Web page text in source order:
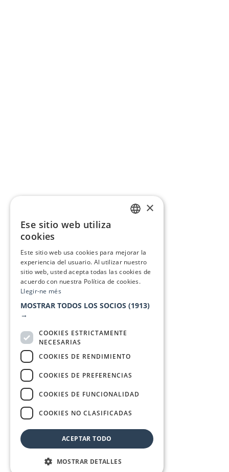
×
Ese sitio web utiliza
cookies
Este sitio web usa cookies para mejorar la
experiencia del usuario. Al utilizar nuestro
sitio web, usted acepta todas las cookies de
acuerdo con nuestra Política de cookies.
Llegir-ne més
MOSTRAR TODOS LOS SOCIOS (1913)
→
COOKIES ESTRICTAMENTE
NECESARIAS
COOKIES DE RENDIMIENTO
COOKIES DE PREFERENCIAS
COOKIES DE FUNCIONALIDAD
COOKIES NO CLASIFICADAS
ACEPTAR TODO
MOSTRAR DETALLES